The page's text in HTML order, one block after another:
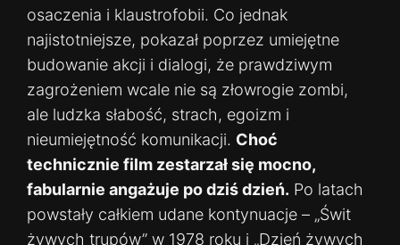
osaczenia i klaustrofobii. Co jednak
najistotniejsze, pokazał poprzez umiejętne
budowanie akcji i dialogi, że prawdziwym
zagrożeniem wcale nie są złowrogie zombi,
ale ludzka słabość, strach, egoizm i
nieumiejętność komunikacji. Choć
technicznie film zestarzał się mocno,
fabularnie angażuje po dziś dzień. Po latach
powstały całkiem udane kontynuacje – „Świt
żywych trupów” w 1978 roku i „Dzień żywych